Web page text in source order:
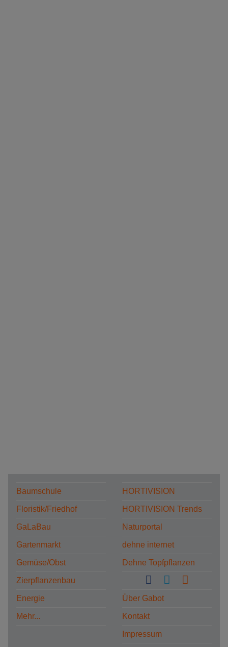
Baumschule
Floristik/Friedhof
GaLaBau
Gartenmarkt
Gemüse/Obst
Zierpflanzenbau
Energie
Mehr...
HORTIVISION
HORTIVISION Trends
Naturportal
dehne internet
Dehne Topfpflanzen
Über Gabot
Kontakt
Impressum